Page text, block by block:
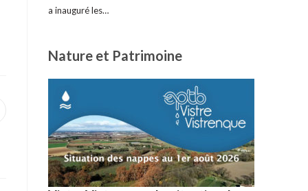
a inauguré les…
Nature et Patrimoine